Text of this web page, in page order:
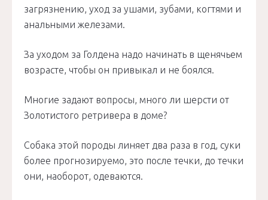
загрязнению, уход за ушами, зубами, когтями и
анальными железами.
За уходом за Голдена надо начинать в щенячьем
возрасте, чтобы он привыкал и не боялся.
Многие задают вопросы, много ли шерсти от
Золотистого ретривера в доме?
Собака этой породы линяет два раза в год, суки
более прогнозируемо, это после течки, до течки
они, наоборот, одеваются.